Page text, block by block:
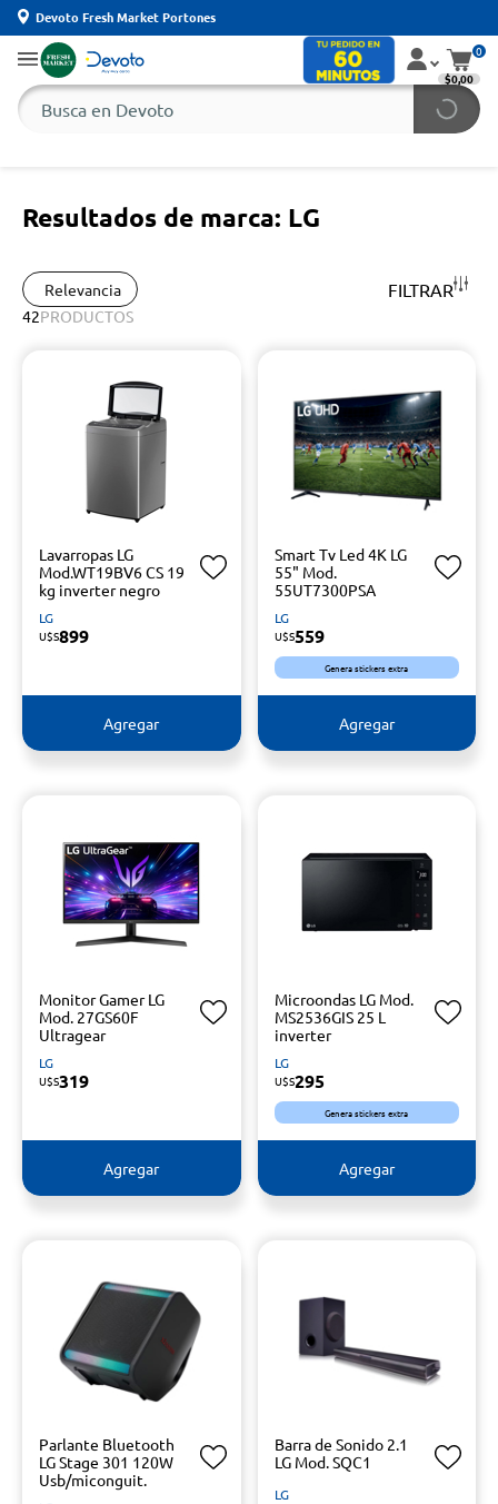
Devoto Fresh Market Portones
0
$0,00
Resultados de marca: LG
Relevancia FILTRAR
42PRODUCTOS
Lavarropas LG
Mod.WT19BV6 CS 19
kg inverter negro
LG
U$S899
Agregar
Smart Tv Led 4K LG
55" Mod.
55UT7300PSA
LG
U$S559
Genera stickers extra
Agregar
Monitor Gamer LG
Mod. 27GS60F
Ultragear
LG
U$S319
Agregar
Microondas LG Mod.
MS2536GIS 25 L
inverter
LG
U$S295
Genera stickers extra
Agregar
Parlante Bluetooth
LG Stage 301 120W
Usb/miconguit.
Barra de Sonido 2.1
LG Mod. SQC1
LG